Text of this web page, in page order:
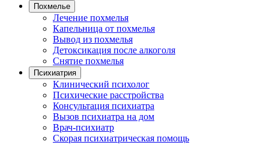
Похмелье
Лечение похмелья
Капельница от похмелья
Вывод из похмелья
Детоксикация после алкоголя
Снятие похмелья
Психиатрия
Клинический психолог
Психические расстройства
Консультация психиатра
Вызов психиатра на дом
Врач-психиатр
Скорая психиатрическая помощь